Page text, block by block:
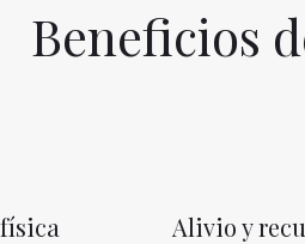
Beneficios
Alivio y